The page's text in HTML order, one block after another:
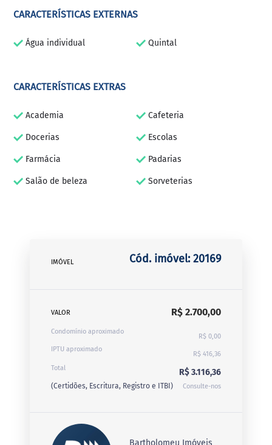
CARACTERÍSTICAS EXTERNAS
Água individual Quintal
CARACTERÍSTICAS EXTRAS
Academia Cafeteria
Docerias Escolas
Farmácia Padarias
Salão de beleza Sorveterias
IMÓVEL Cód. imóvel: 20169
VALOR R$ 2.700,00
Condomínio aproximado
R$ 0,00
IPTU aproximado
R$ 416,36
Total
R$ 3.116,36
(Certidões, Escritura, Registro e ITBI) Consulte-nos
Bartholomeu Imóveis